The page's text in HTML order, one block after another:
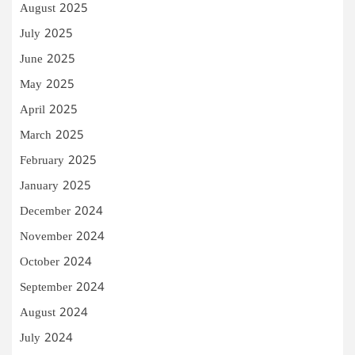
August 2025
July 2025
June 2025
May 2025
April 2025
March 2025
February 2025
January 2025
December 2024
November 2024
October 2024
September 2024
August 2024
July 2024